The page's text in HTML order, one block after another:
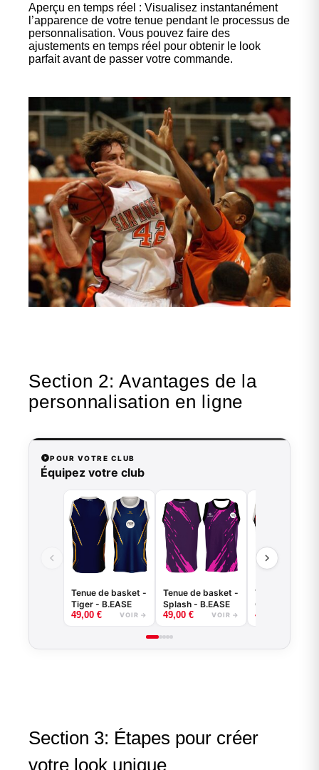
Aperçu en temps réel : Visualisez instantanément
l’apparence de votre tenue pendant le processus de
personnalisation. Vous pouvez faire des
ajustements en temps réel pour obtenir le look
parfait avant de passer votre commande.
Section 2: Avantages de la
personnalisation en ligne
POUR VOTRE CLUB
Équipez votre club
Tenue de basket -
Tiger - B.EASE
49,00 € VOIR →
Tenue de basket -
Splash - B.EASE
49,00 € VOIR →
Tenue de
Claw - B.EASE
49,00
Section 3: Étapes pour créer
votre look unique